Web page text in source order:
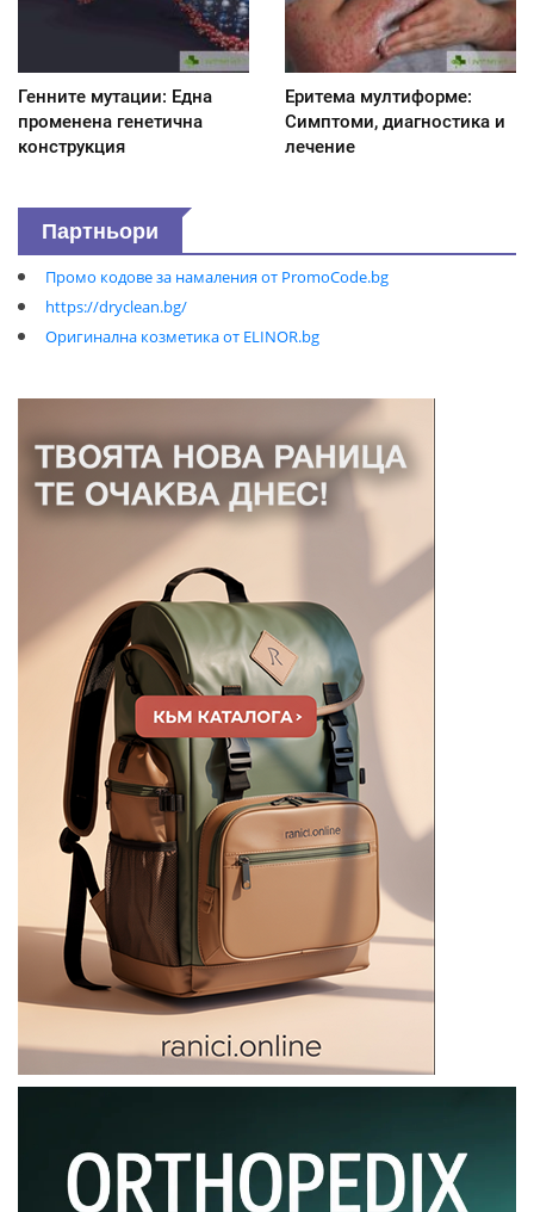
Генните мутации: Една
променена генетична
конструкция
Еритема мултиформе:
Симптоми, диагностика и
лечение
Партньори
Промо кодове за намаления от PromoCode.bg
https://dryclean.bg/
Оригинална козметика от ELINOR.bg